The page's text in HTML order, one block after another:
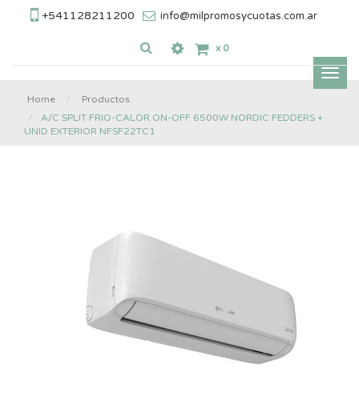
+541128211200 info@milpromosycuotas.com.ar
x 0
Home
Productos
A/C SPLIT FRIO-CALOR ON-OFF 6500W NORDIC FEDDERS +
UNID EXTERIOR NFSF22TC1